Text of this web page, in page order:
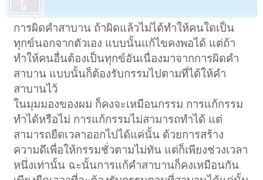
การผิดคำสาบาน ถ้าผิดแล้วไม่ได้ทำให้คนใดเป็น
ทุกข์นอกจากตัวเอง แบบนั้นแก้ไขคงพอได้ แต่ถ้า
ทำให้คนอื่นต้องเป็นทุกข์อันเนื่องมาจากการผิดคำ
สาบาน แบบนั้นก็ต้องรับกรรมไปตามที่ได้ให้คำ
สาบานไว้
ในมุมมองของผม ก็คงจะเหมือนกรรม การแก้กรรม
ทำได้หรือไม่ การแก้กรรมไม่สามารถทำได้ แต่
สามารถยืดเวลาออกไปได้แค่นั้น ด้วยการสร้าง
ความดีเพื่อให้กรรมชั่วตามไม่ทัน แต่ก็เพียงช่วงเวลา
หนึ่งเท่านั้น ฉะนั้นการแก้คำสาบานก็คงเหมือนกัน